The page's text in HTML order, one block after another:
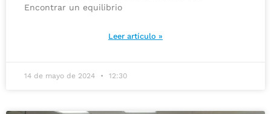
Encontrar un equilibrio
Leer artículo »
14 de mayo de 2024 12:30